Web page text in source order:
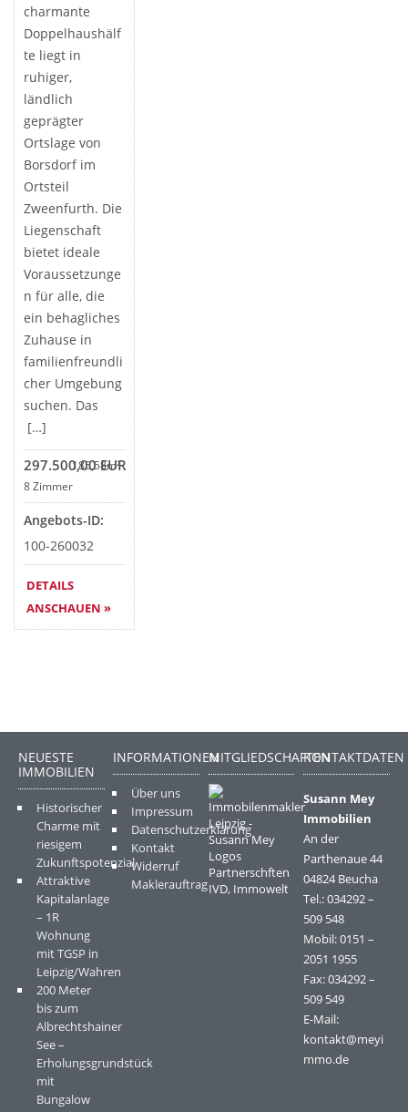
charmante
Doppelhaushälf
te liegt in
ruhiger,
ländlich
geprägter
Ortslage von
Borsdorf im
Ortsteil
Zweenfurth. Die
Liegenschaft
bietet ideale
Voraussetzunge
n für alle, die
ein behagliches
Zuhause in
familienfreundli
cher Umgebung
suchen. Das
[…]
297.500,00 EUR
185,58m²
8 Zimmer
Angebots-ID:
100-260032
DETAILS
ANSCHAUEN »
NEUESTE
IMMOBILIEN
Historischer
Charme mit
riesigem
Zukunftspotenzial
Attraktive
Kapitalanlage
– 1R
Wohnung
mit TGSP in
Leipzig/Wahren
200 Meter
bis zum
Albrechtshainer
See –
Erholungsgrundstück
mit
Bungalow
INFORMATIONEN
Über uns
Impressum
Datenschutzerklärung
Kontakt
Widerruf
Maklerauftrag
MITGLIEDSCHAFTENKONTAKTDATEN
Susann Mey
Immobilien
An der
Parthenaue 44
04824 Beucha
Tel.: 034292 –
509 548
Mobil: 0151 –
2051 1955
Fax: 034292 –
509 549
E-Mail:
kontakt@meyi
mmo.de